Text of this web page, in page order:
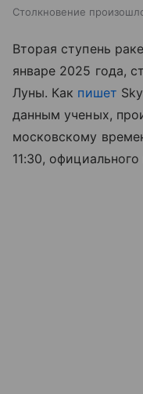
Столкновение
Вторая ступень
январе 2025 года,
Луны. Как пишет
данным ученых,
московскому
11:30,